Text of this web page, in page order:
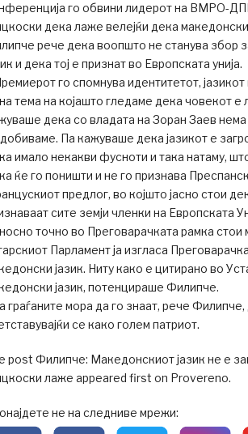
го обвини лидерот на ВМРО-
дека лаже велејќи дека
рече дека воопшто не станува збор
и дека тој е признат во Европската унија.
го спомнува идентитетот,
тема на којашто гледаме дека човекот
дека со владата на Зоран Заев
Па кажуваше дека јазикот е
имало некакви фусноти и така натаму,
ќе го поништи и не го признава
предлог, во којшто јасно стои
сите земји членки на Европската
точно во Преговарачката рамка стои
Парламент ја изгласа
јазик. Ниту како е цитирано во
јазик, потенцираше Филипче.
граѓаните мора да го знаат, рече
се како голем патриот.
post Филипче: Македонскиот јазик не е
лаже appeared first on Provereno.
не на следниве мрежи: